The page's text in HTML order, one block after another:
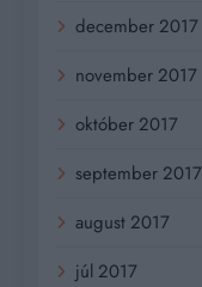
december 2017
november 2017
október 2017
september 2017
august 2017
júl 2017